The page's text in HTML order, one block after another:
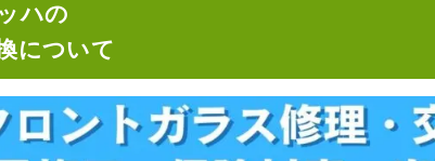
ハの
について